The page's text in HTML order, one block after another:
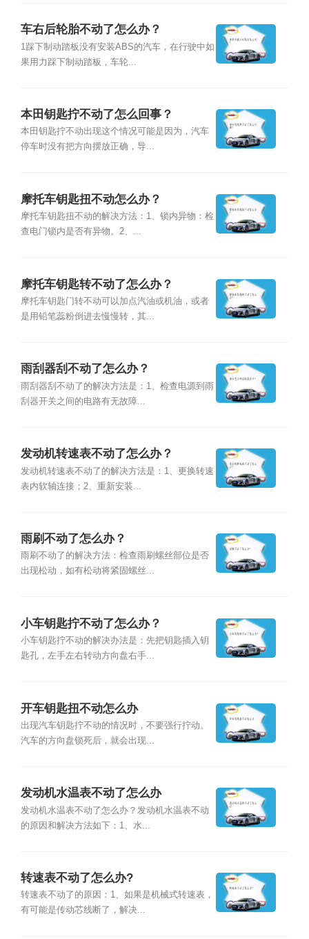
车右后轮胎不动了怎么办？
1踩下制动踏板没有安装ABS的汽车，在行驶中如
果用力踩下制动踏板，车轮...
本田钥匙拧不动了怎么回事？
本田钥匙拧不动出现这个情况可能是因为，汽车
停车时没有把方向摆放正确，导...
摩托车钥匙扭不动怎么办？
摩托车钥匙扭不动的解决方法：1、锁内异物：检
查电门锁内是否有异物。2、...
摩托车钥匙转不动了怎么办？
摩托车钥匙门转不动可以加点汽油或机油，或者
是用铅笔蕊粉倒进去慢慢转，其...
雨刮器刮不动了怎么办？
雨刮器刮不动了的解决方法是：1、检查电源到雨
刮器开关之间的电路有无故障...
发动机转速表不动了怎么办？
发动机转速表不动了的解决方法是：1、更换转速
表内软轴连接；2、重新安装...
雨刷不动了怎么办？
雨刷不动了的解决方法：检查雨刷螺丝部位是否
出现松动，如有松动将紧固螺丝...
小车钥匙拧不动了怎么办？
小车钥匙拧不动的解决办法是：先把钥匙插入钥
匙孔，左手左右转动方向盘右手...
开车钥匙扭不动怎么办
出现汽车钥匙拧不动的情况时，不要强行拧动。
汽车的方向盘锁死后，就会出现...
发动机水温表不动了怎么办
发动机水温表不动了怎么办？发动机水温表不动
的原因和解决方法如下：1、水...
转速表不动了怎么办?
转速表不动了的原因：1、如果是机械式转速表，
有可能是传动芯线断了，解决...